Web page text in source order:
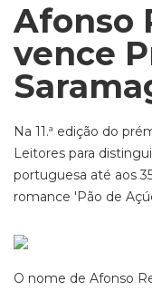
Afonso
vence
Na 11.ª edição do
Leitores para
portuguesa até aos
romance 'Pão de
O nome de Afonso